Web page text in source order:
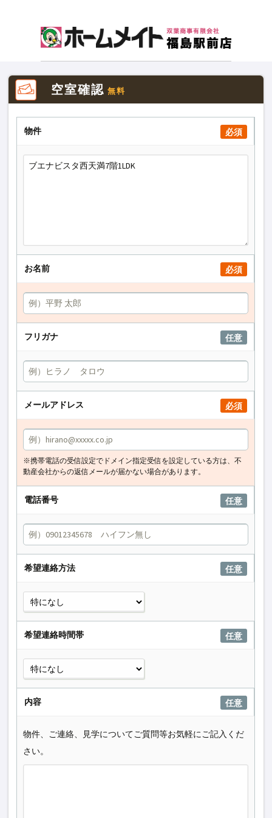
空室確認 無料
物件 必須
お名前 必須
フリガナ 任意
メールアドレス 必須
※携帯電話の受信設定でドメイン指定受信を設定している方は、不
動産会社からの返信メールが届かない場合があります。
電話番号 任意
希望連絡方法 任意
希望連絡時間帯 任意
内容 任意
物件、ご連絡、見学についてご質問等お気軽にご記入くだ
さい。